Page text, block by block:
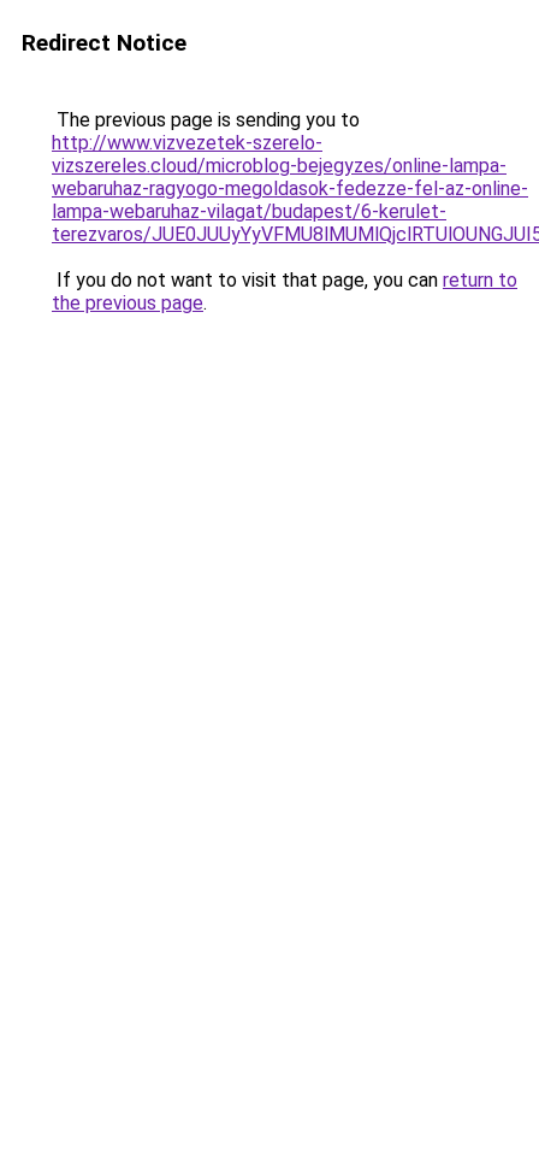
Redirect Notice
The previous page is sending you to
http://www.vizvezetek-szerelo-
vizszereles.cloud/microblog-bejegyzes/online-lampa-
webaruhaz-ragyogo-megoldasok-fedezze-fel-az-online-
lampa-webaruhaz-vilagat/budapest/6-kerulet-
terezvaros/
If you do not want to visit that page, you can return to
the previous page.